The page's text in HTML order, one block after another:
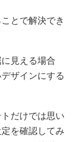
とで解決でき
見える場合
ザインにする
だけでは思い
を確認してみ